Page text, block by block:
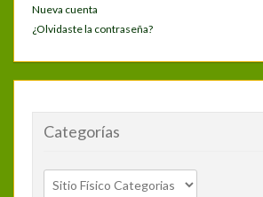
Nueva cuenta
¿Olvidaste la contraseña?
Categorías